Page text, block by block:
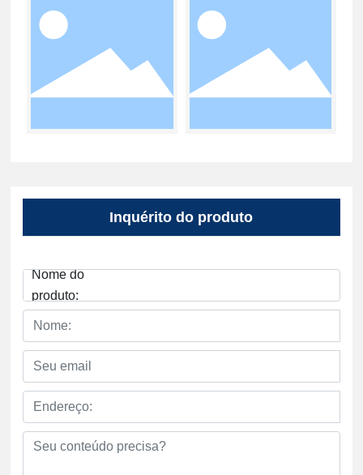
Inquérito do produto
Nome do
produto: